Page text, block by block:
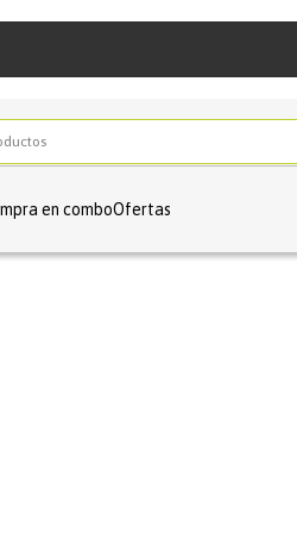
en comboOfertas